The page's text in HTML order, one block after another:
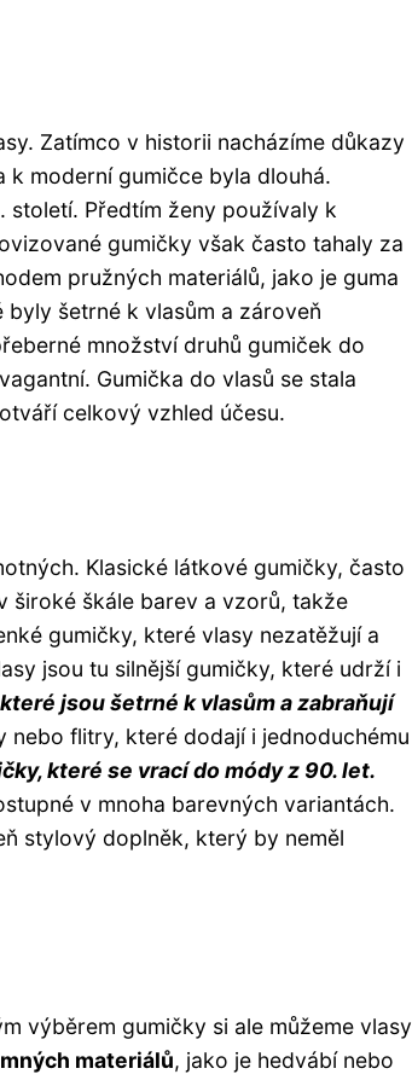
Zatímco v historii nacházíme důkazy
moderní gumičce byla dlouhá.
století. Předtím ženy používaly k
gumičky však často tahaly za
pružných materiálů, jako je guma
šetrné k vlasům a zároveň
množství druhů gumiček do
Gumička do vlasů se stala
celkový vzhled účesu.
Klasické látkové gumičky, často
široké škále barev a vzorů, takže
gumičky, které vlasy nezatěžují a
jsou tu silnější gumičky, které udrží i
jsou šetrné k vlasům a zabraňují
flitry, které dodají i jednoduchému
které se vrací do módy z 90. let.
v mnoha barevných variantách.
stylový doplněk, který by neměl
výběrem gumičky si ale můžeme vlasy
materiálů, jako je hedvábí nebo